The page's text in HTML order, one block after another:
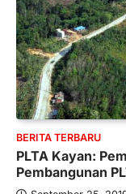
BERITA TERBARU
PLTA Kayan:
Pembangunan